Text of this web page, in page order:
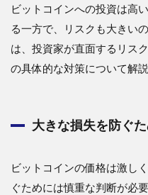
ビットコインへの投資は高
る一方で、リスクも大きい
は、投資家が直面するリス
の具体的な対策について解説
大きな損失を防ぐ
ビットコインの価格は激し
ぐためには慎重な判断が必